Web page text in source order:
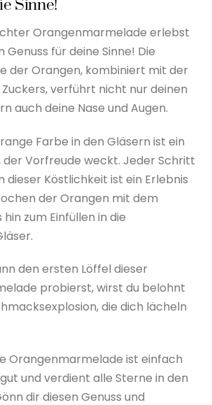
Sinne!
Orangenmarmelade erlebst
Genuss für deine Sinne! Die
der Orangen, kombiniert mit der
verführt nicht nur deinen
auch deine Nase und Augen.
Farbe in den Gläsern ist ein
der Vorfreude weckt. Jeder Schritt
dieser Köstlichkeit ist ein Erlebnis
der Orangen mit dem
zum Einfüllen in die
den ersten Löffel dieser
probierst, wirst du belohnt
die dich lächeln
Orangenmarmelade ist einfach
und verdient alle Sterne in den
dir diesen Genuss und